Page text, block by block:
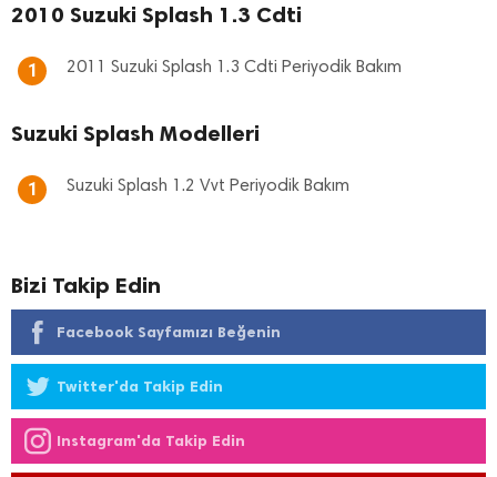
2010 Suzuki Splash 1.3 Cdti
1 2011 Suzuki Splash 1.3 Cdti Periyodik Bakım
Suzuki Splash Modelleri
1 Suzuki Splash 1.2 Vvt Periyodik Bakım
Bizi Takip Edin
Facebook Sayfamızı Beğenin
Twitter'da Takip Edin
Instagram'da Takip Edin